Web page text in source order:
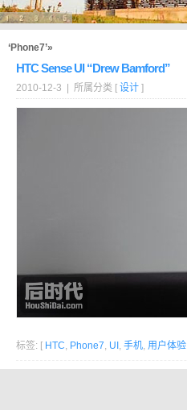
‘Phone7’»
HTC Sense UI “Drew Bamford”
2010-12-3 | 所属分类 [ 设计 ]
标签: [ HTC, Phone7, UI , 手机, 用户体验